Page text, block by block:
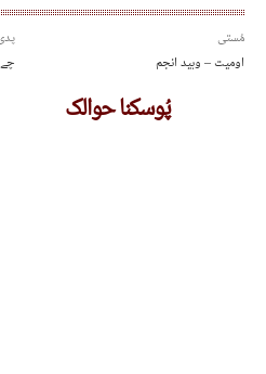
مُستی
اومیت – وہید انجم
پُوسکنا حوالک